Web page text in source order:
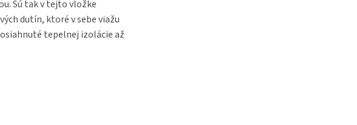
Sú tak v tejto vložke
dutín, ktoré v sebe viažu
tepelnej izolácie až